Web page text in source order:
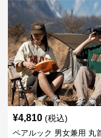
¥4,810 (税込)
ペアルック 男女兼用 丸